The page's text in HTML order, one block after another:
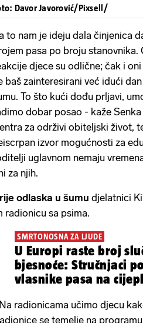
Davor Javorović/Pixsell/
to nam je ideju dala činjenica
pasa po broju stanovnika.
djece su odlične; čak i
baš zainteresirani već idući
To što kući dođu prljavi,
dobar posao - kaže
za održivi obiteljski život,
izvor mogućnosti za
uglavnom nemaju
za njih.
odlaska u šumu djelatnici
radionicu sa psima.
SMRTONOSNA ZA LJUDE
U Europi raste broj
bjesnoće: Stručnjaci
vlasnike pasa na
radionicama učimo djecu
se temelje na